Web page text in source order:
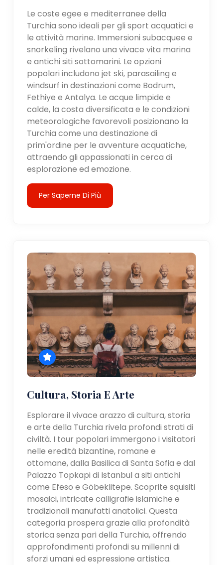
Le coste egee e mediterranee della
Turchia sono ideali per gli sport acquatici e
le attività marine. Immersioni subacquee e
snorkeling rivelano una vivace vita marina
e antichi siti sottomarini. Le opzioni
popolari includono jet ski, parasailing e
windsurf in destinazioni come Bodrum,
Fethiye e Antalya. Le acque limpide e
calde, la costa diversificata e le condizioni
meteorologiche favorevoli posizionano la
Turchia come una destinazione di
prim'ordine per le avventure acquatiche,
attraendo gli appassionati in cerca di
esplorazione ed emozione.
Per Saperne Di Più
Cultura, Storia E Arte
Esplorare il vivace arazzo di cultura, storia
e arte della Turchia rivela profondi strati di
civiltà. I tour popolari immergono i visitatori
nelle eredità bizantine, romane e
ottomane, dalla Basilica di Santa Sofia e dal
Palazzo Topkapi di Istanbul a siti antichi
come Efeso e Göbeklitepe. Scoprite squisiti
mosaici, intricate calligrafie islamiche e
tradizionali manufatti anatolici. Questa
categoria prospera grazie alla profondità
storica senza pari della Turchia, offrendo
approfondimenti profondi su millenni di
sforzi umani ed espressione artistica.